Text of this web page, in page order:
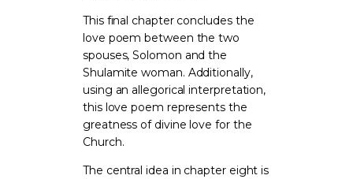
This final chapter concludes the
love poem between the two
spouses, Solomon and the
Shulamite woman. Additionally,
using an allegorical interpretation,
this love poem represents the
greatness of divine love for the
Church.
The central idea in chapter eight is